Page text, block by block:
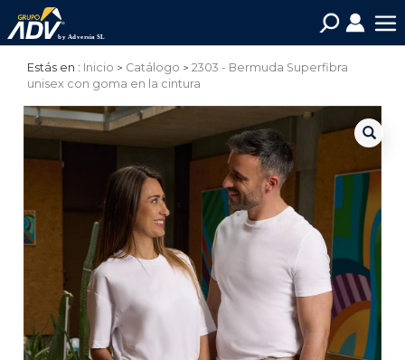
Estás en : Inicio Catálogo
2303 - Bermuda Superfibra
unisex con goma en la cintura